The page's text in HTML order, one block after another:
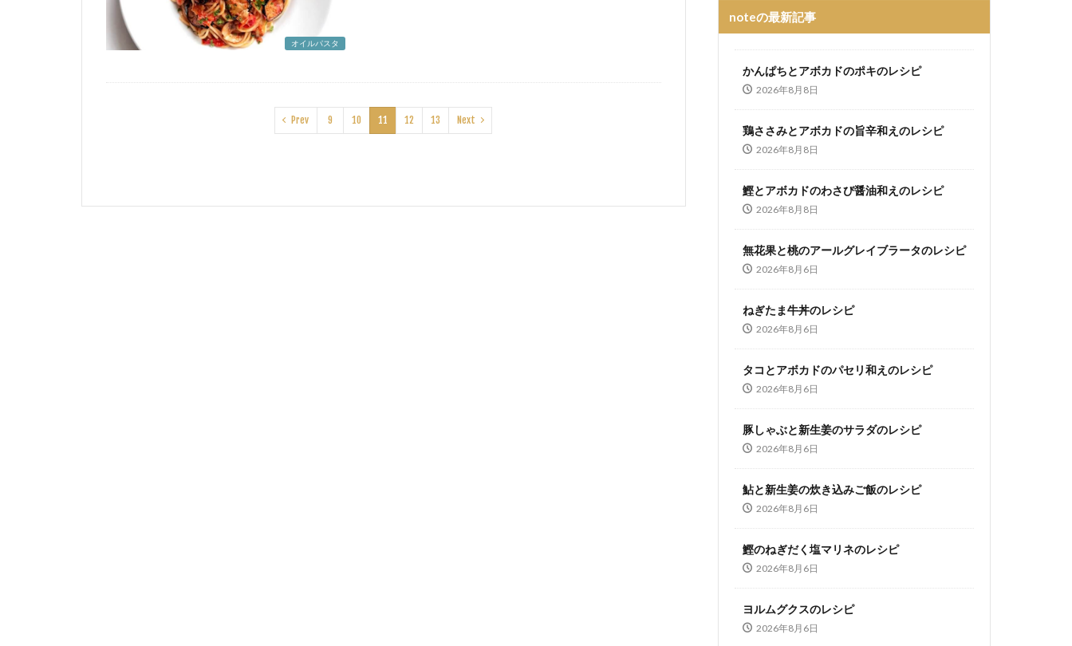
オイルパスタ
Prev 9 10 11 12 13 Next
noteの最新記事
かんぱちとアボカドのポキのレシピ
2026年8月8日
鶏ささみとアボカドの旨辛和えのレシピ
2026年8月8日
鰹とアボカドのわさび醤油和えのレシピ
2026年8月8日
無花果と桃のアールグレイブラータのレシピ
2026年8月6日
ねぎたま牛丼のレシピ
2026年8月6日
タコとアボカドのパセリ和えのレシピ
2026年8月6日
豚しゃぶと新生姜のサラダのレシピ
2026年8月6日
鮎と新生姜の炊き込みご飯のレシピ
2026年8月6日
鰹のねぎだく塩マリネのレシピ
2026年8月6日
ヨルムグクスのレシピ
2026年8月6日